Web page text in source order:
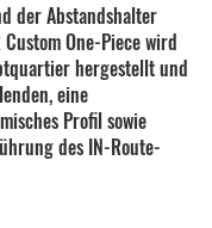
der Abstandshalter
One-Piece wird
hergestellt und
eine
Profil sowie
des IN-Route-